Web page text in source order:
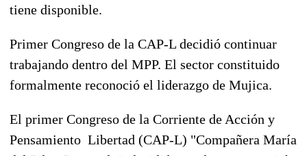
tiene disponible.
Primer Congreso de la CAP-L decidió continuar
trabajando dentro del MPP. El sector constituido
formalmente reconoció el liderazgo de Mujica.
El primer Congreso de la Corriente de Acción y
Pensamiento ­ Libertad (CAP-L) "Compañera María